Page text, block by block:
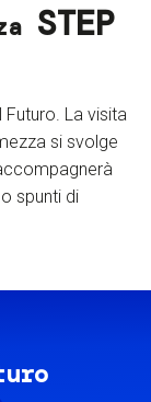
STEP
La visita
si svolge
spunti di